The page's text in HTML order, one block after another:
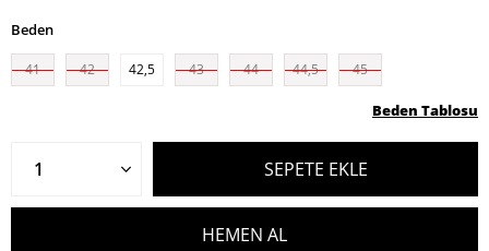
Beden
41 42 42,5 43 44 44,5 45
Beden Tablosu